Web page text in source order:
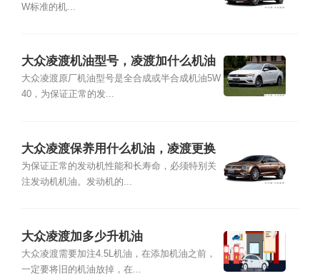
W标准的机...
大众凌渡机油型号，凌渡加什么机油
最好
大众凌渡原厂机油型号是全合成或半合成机油5W
40，为保证正常的发...
大众凌渡保养用什么机油，凌渡更换
机油加几升
为保证正常的发动机性能和长寿命，必须特别关
注发动机机油。发动机的...
大众凌渡加多少升机油
大众凌渡需要加注4.5L机油，在添加机油之前，
一定要将旧的机油放掉，在...